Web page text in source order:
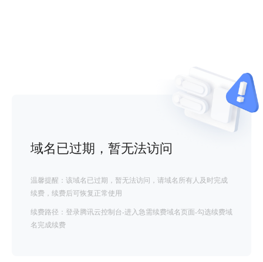
域名已过期，暂无法访问
温馨提醒：该域名已过期，暂无法访问，请域名所有人及时完成
续费，续费后可恢复正常使用
续费路径：登录腾讯云控制台-进入急需续费域名页面-勾选续费域
名完成续费